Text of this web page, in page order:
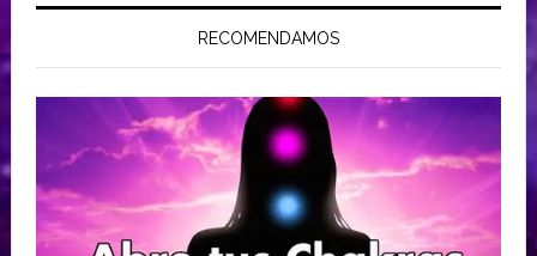
RECOMENDAMOS